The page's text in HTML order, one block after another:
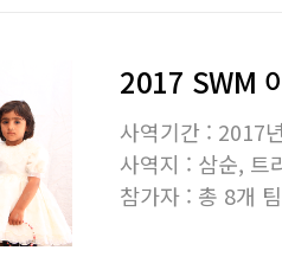
2017 SWM
사역기간 : 2017
사역지 : 삼순, 트
참가자 : 총 8개 팀